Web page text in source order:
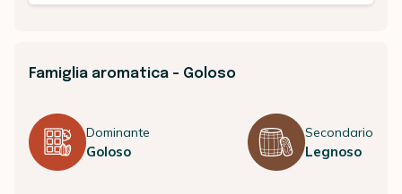
Famiglia aromatica - Goloso
Dominante
Goloso
Secondario
Legnoso